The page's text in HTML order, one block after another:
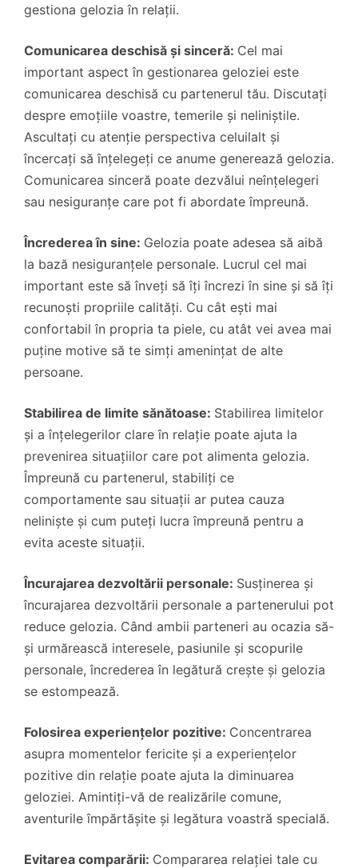
gestiona gelozia în relații.
Comunicarea deschisă și sinceră: Cel mai
important aspect în gestionarea geloziei este
comunicarea deschisă cu partenerul tău. Discutați
despre emoțiile voastre, temerile și neliniștile.
Ascultați cu atenție perspectiva celuilalt și
încercați să înțelegeți ce anume generează gelozia.
Comunicarea sinceră poate dezvălui neînțelegeri
sau nesiguranțe care pot fi abordate împreună.
Încrederea în sine: Gelozia poate adesea să aibă
la bază nesiguranțele personale. Lucrul cel mai
important este să înveți să îți încrezi în sine și să îți
recunoști propriile calități. Cu cât ești mai
confortabil în propria ta piele, cu atât vei avea mai
puține motive să te simți amenințat de alte
persoane.
Stabilirea de limite sănătoase: Stabilirea limitelor
și a înțelegerilor clare în relație poate ajuta la
prevenirea situațiilor care pot alimenta gelozia.
Împreună cu partenerul, stabiliți ce
comportamente sau situații ar putea cauza
neliniște și cum puteți lucra împreună pentru a
evita aceste situații.
Încurajarea dezvoltării personale: Susținerea și
încurajarea dezvoltării personale a partenerului pot
reduce gelozia. Când ambii parteneri au ocazia să-
și urmărească interesele, pasiunile și scopurile
personale, încrederea în legătură crește și gelozia
se estompează.
Folosirea experiențelor pozitive: Concentrarea
asupra momentelor fericite și a experiențelor
pozitive din relație poate ajuta la diminuarea
geloziei. Amintiți-vă de realizările comune,
aventurile împărtășite și legătura voastră specială.
Evitarea comparării: Compararea relației tale cu